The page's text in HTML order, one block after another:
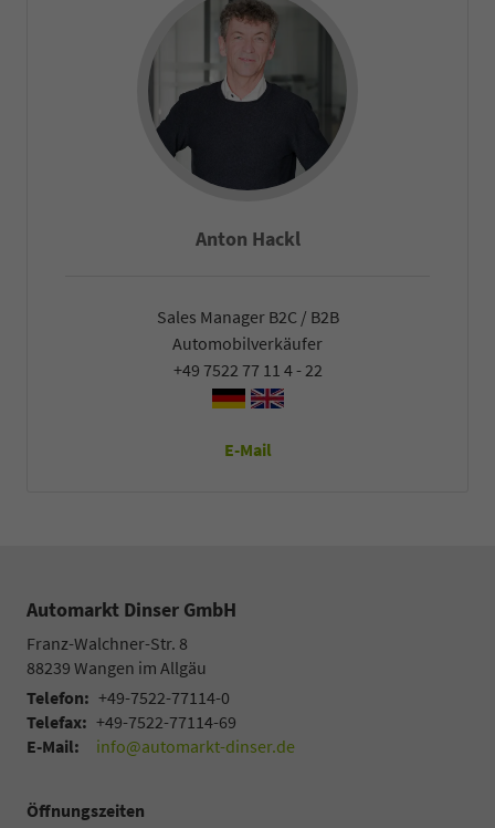
Falco Heck
Sales Manager B2C / B2B
Automobilverkäufer
+49 7522 77 11 4 - 22
E-Mail
Automarkt Dinser GmbH
Franz-Walchner-Str. 8
88239 Wangen im Allgäu
Telefon: +49-7522-77114-0
Telefax: +49-7522-77114-69
E-Mail:
info@automarkt-dinser.de
Öffnungszeiten